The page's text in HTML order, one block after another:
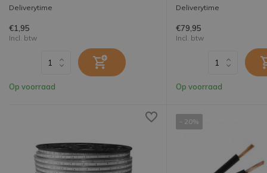
Deliverytime
€1,95
Incl. btw
Op voorraad
Deliverytime
€79,95
Incl. btw
Op voorraad
- 20%